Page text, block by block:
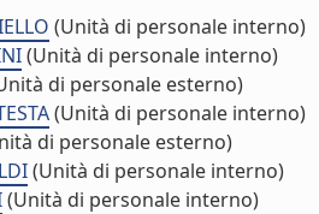
(Unità di personale interno)
(Unità di personale interno)
di personale esterno)
(Unità di personale interno)
di personale esterno)
(Unità di personale interno)
(Unità di personale interno)